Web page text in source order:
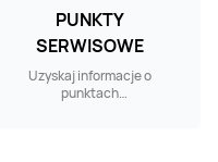
PUNKTY
SERWISOWE
Uzyskaj informacje o
punktach